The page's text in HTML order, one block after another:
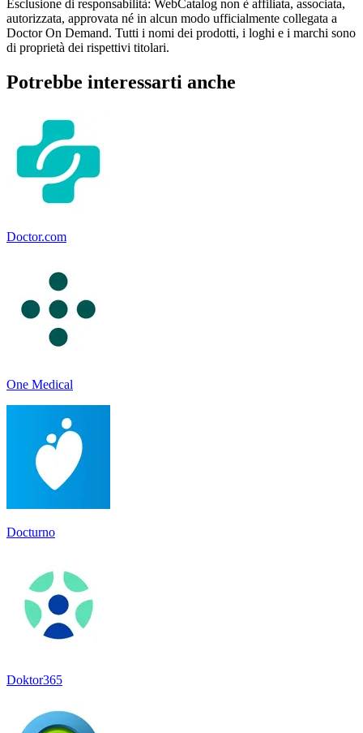
Esclusione di responsabilità: WebCatalog non è affiliata, associata,
autorizzata, approvata né in alcun modo ufficialmente collegata a
Doctor On Demand. Tutti i nomi dei prodotti, i loghi e i marchi sono
di proprietà dei rispettivi titolari.
Potrebbe interessarti anche
Doctor.com
One Medical
Docturno
Doktor365